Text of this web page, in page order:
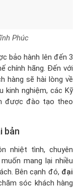
Phúc
bảo hành lên đến 3
chính hãng. Đến với
hàng sẽ hài lòng về
kinh nghiệm, các Kỹ
được đào tạo theo
bản
nhiệt tình, chuyên
mang lại nhiều
Bên cạnh đó, đại
sóc khách hàng